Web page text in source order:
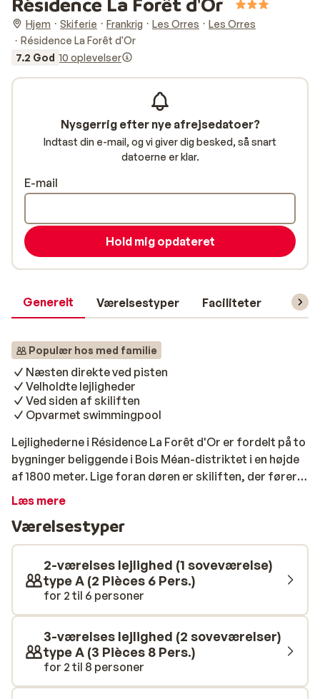
Hjem Skiferie Frankrig Les Orres
Les Orres
Résidence La Forêt d'Or
7.2 God 10 oplevelser
Generelt Værelsestyper Faciliteter
Populær hos med familie
Næsten direkte ved pisten
Velholdte lejligheder
Ved siden af skiliften
Opvarmet swimmingpool
Lejlighederne i Résidence La Forêt d'Or er fordelt på to
bygninger beliggende i Bois Méan-distriktet i en højde
af 1800 meter. Lige foran døren er skiliften, der fører
dig ind i det smukke skiområde. Pisten stopper også
til din lejlighed om eftermiddagen. Lejlighederne er
traditionel indrettet og kan rumme op til 10 personer. I
lobbyen kan du sidde og hygge ved pejsen, og har du
lyst til en dukkert er der en opvarmet swimmingpool.
Résidence La Forêt d'Or anbefales til venner og
familier, der ønsker en ferie ved pist og lift.
Læs mere
Værelsestyper
2-værelses lejlighed (1 soveværelse)
type A (2 Pièces 6 Pers.)
for 2 til 6 personer
3-værelses lejlighed (2 soveværelser)
type A (3 Pièces 8 Pers.)
for 2 til 8 personer
Nysgerrig efter nye afrejsedatoer?
Indtast din e-mail, og vi giver dig besked, så snart
datoerne er klar.
E-mail
Hold mig opdateret